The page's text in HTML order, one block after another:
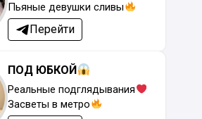
Пьяные девушки сливы
Перейти
ПОД ЮБКОЙ
Реальные подглядывания
Засветы в метро